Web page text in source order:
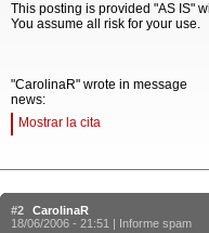
This posting is provided "AS IS"
You assume all risk for your use.
"CarolinaR" wrote in message
news:
Mostrar la cita
#2
CarolinaR
18/06/2006 - 21:51 | Informe spam